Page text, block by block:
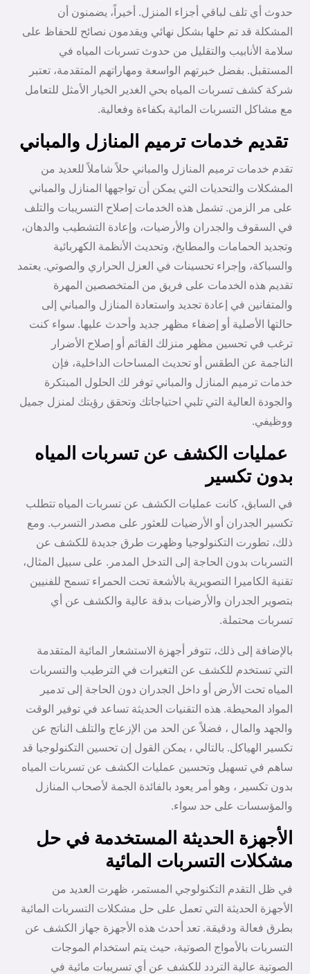
حدوث أي تلف لباقي أجزاء المنزل. أخيراً، يضمنون أن
المشكلة قد تم حلها بشكل نهائي ويقدمون نصائح للحفاظ على
سلامة الأنابيب والتقليل من حدوث تسربات المياه في
المستقبل. بفضل خبرتهم الواسعة ومهاراتهم المتقدمة، تعتبر
شركة كشف تسربات المياه بحي الغدير الخيار الأمثل للتعامل
مع مشاكل التسربات المائية بكفاءة وفعالية.
تقديم خدمات ترميم المنازل والمباني
تقدم خدمات ترميم المنازل والمباني حلاً شاملاً للعديد من
المشكلات والتحديات التي يمكن أن تواجهها المنازل والمباني
على مر الزمن. تشمل هذه الخدمات إصلاح التسريبات والتلف
في السقوف والجدران والأرضيات، وإعادة التشطيب والدهان،
وتجديد الحمامات والمطابخ، وتحديث الأنظمة الكهربائية
والسباكة، وإجراء تحسينات في العزل الحراري والصوتي. يعتمد
تقديم هذه الخدمات على فريق من المتخصصين المهرة
والمتفانين في إعادة تجديد واستعادة المنازل والمباني إلى
حالتها الأصلية أو إضفاء مظهر جديد وأحدث عليها. سواء كنت
ترغب في تحسين مظهر منزلك القائم أو إصلاح الأضرار
الناجمة عن الطقس أو تحديث المساحات الداخلية، فإن
خدمات ترميم المنازل والمباني توفر لك الحلول المبتكرة
والجودة العالية التي تلبي احتياجاتك وتحقق رؤيتك لمنزل جميل
ووظيفي.
عمليات الكشف عن تسربات المياه
بدون تكسير
في السابق، كانت عمليات الكشف عن تسربات المياه تتطلب
تكسير الجدران أو الأرضيات للعثور على مصدر التسرب. ومع
ذلك، تطورت التكنولوجيا وظهرت طرق جديدة للكشف عن
التسربات بدون الحاجة إلى التدخل المدمر. على سبيل المثال،
تقنية الكاميرا التصويرية بالأشعة تحت الحمراء تسمح للفنيين
بتصوير الجدران والأرضيات بدقة عالية والكشف عن أي
تسربات محتملة.
بالإضافة إلى ذلك، تتوفر أجهزة الاستشعار المائية المتقدمة
التي تستخدم للكشف عن التغيرات في الترطيب والتسربات
المياه تحت الأرض أو داخل الجدران دون الحاجة إلى تدمير
المواد المحيطة. هذه التقنيات الحديثة تساعد في توفير الوقت
والجهد والمال ، فضلاً عن الحد من الإزعاج والتلف الناتج عن
تكسير الهياكل. بالتالي ، يمكن القول إن تحسين التكنولوجيا قد
ساهم في تسهيل وتحسين عمليات الكشف عن تسربات المياه
بدون تكسير ، وهو أمر يعود بالفائدة الجمة لأصحاب المنازل
والمؤسسات على حد سواء.
الأجهزة الحديثة المستخدمة في حل
مشكلات التسربات المائية
في ظل التقدم التكنولوجي المستمر، ظهرت العديد من
الأجهزة الحديثة التي تعمل على حل مشكلات التسربات المائية
بطرق فعالة ودقيقة. تعد أحدث هذه الأجهزة جهاز الكشف عن
التسربات بالأمواج الصوتية، حيث يتم استخدام الموجات
الصوتية عالية التردد للكشف عن أي تسريبات مائية في